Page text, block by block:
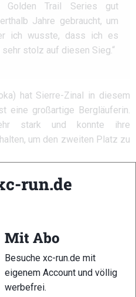
Golden Trail Series gut
Jahre gebraucht, um
ich wusste, dass ich es
stolz auf diesen Sieg.“
hat Sierre-Zinal in diesem
eine großartige Bergläuferin.
stark und konnte ihre
um den zweiten Platz zu
aber dann habe ich
die sehr schnell waren,
habe ich mir den Knöchel
dass es mich in der
run.de
Mit Abo
Besuche xc-run.de mit
eigenem Account und völlig
werbefrei.